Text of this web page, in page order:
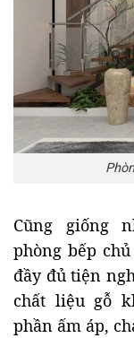
Cũng giống
phòng bếp
đầy đủ tiện
chất liệu gỗ
phần ấm áp,